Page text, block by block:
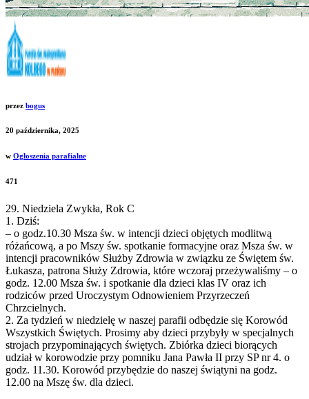
przez bogus
20 października, 2025
w Ogłoszenia parafialne
471
29. Niedziela Zwykła, Rok C
1. Dziś:
– o godz.10.30 Msza św. w intencji dzieci objętych modlitwą
różańcową, a po Mszy św. spotkanie formacyjne oraz Msza św. w
intencji pracowników Służby Zdrowia w związku ze Świętem św.
Łukasza, patrona Służy Zdrowia, które wczoraj przeżywaliśmy – o
godz. 12.00 Msza św. i spotkanie dla dzieci klas IV oraz ich
rodziców przed Uroczystym Odnowieniem Przyrzeczeń
Chrzcielnych.
2. Za tydzień w niedzielę w naszej parafii odbędzie się Korowód
Wszystkich Świętych. Prosimy aby dzieci przybyły w specjalnych
strojach przypominających świętych. Zbiórka dzieci biorących
udział w korowodzie przy pomniku Jana Pawła II przy SP nr 4. o
godz. 11.30. Korowód przybędzie do naszej świątyni na godz.
12.00 na Mszę św. dla dzieci.